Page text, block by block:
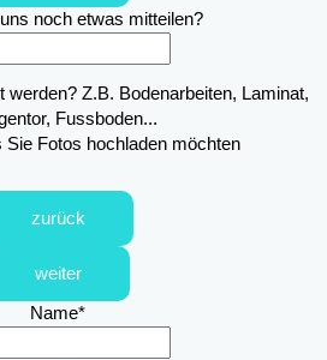
noch etwas mitteilen?
werden? Z.B. Bodenarbeiten, Laminat,
Fussboden...
Sie Fotos hochladen möchten
zurück
weiter
Name*